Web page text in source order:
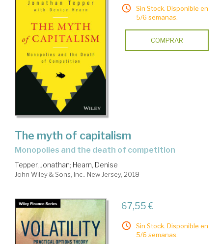
Sin Stock. Disponible en
5/6 semanas.
COMPRAR
The myth of capitalism
monopolies and the death of competition
Tepper, Jonathan; Hearn, Denise
John Wiley & Sons, Inc.. New Jersey, 2018
67,55 €
Sin Stock. Disponible en
5/6 semanas.